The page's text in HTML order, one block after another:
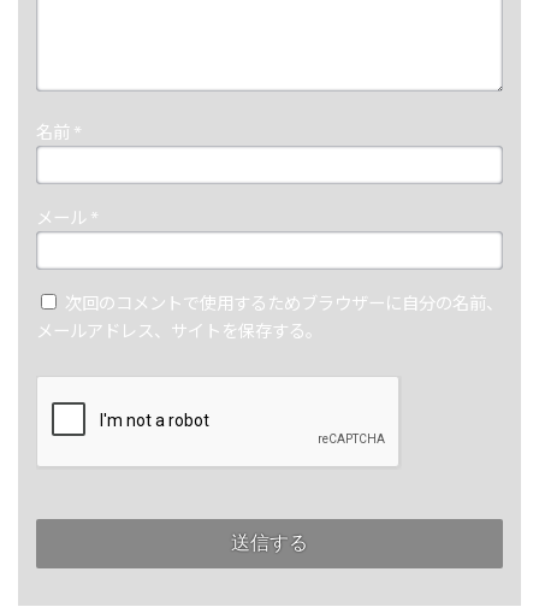
名前 *
メール *
次回のコメントで使用するためブラウザーに自分の名前、
メールアドレス、サイトを保存する。